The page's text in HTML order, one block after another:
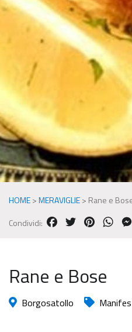
HOME>MERAVIGLIE> Rane e
Condividi:
FACEBOOK
TWITTER
Rane e Bose
Borgosatollo